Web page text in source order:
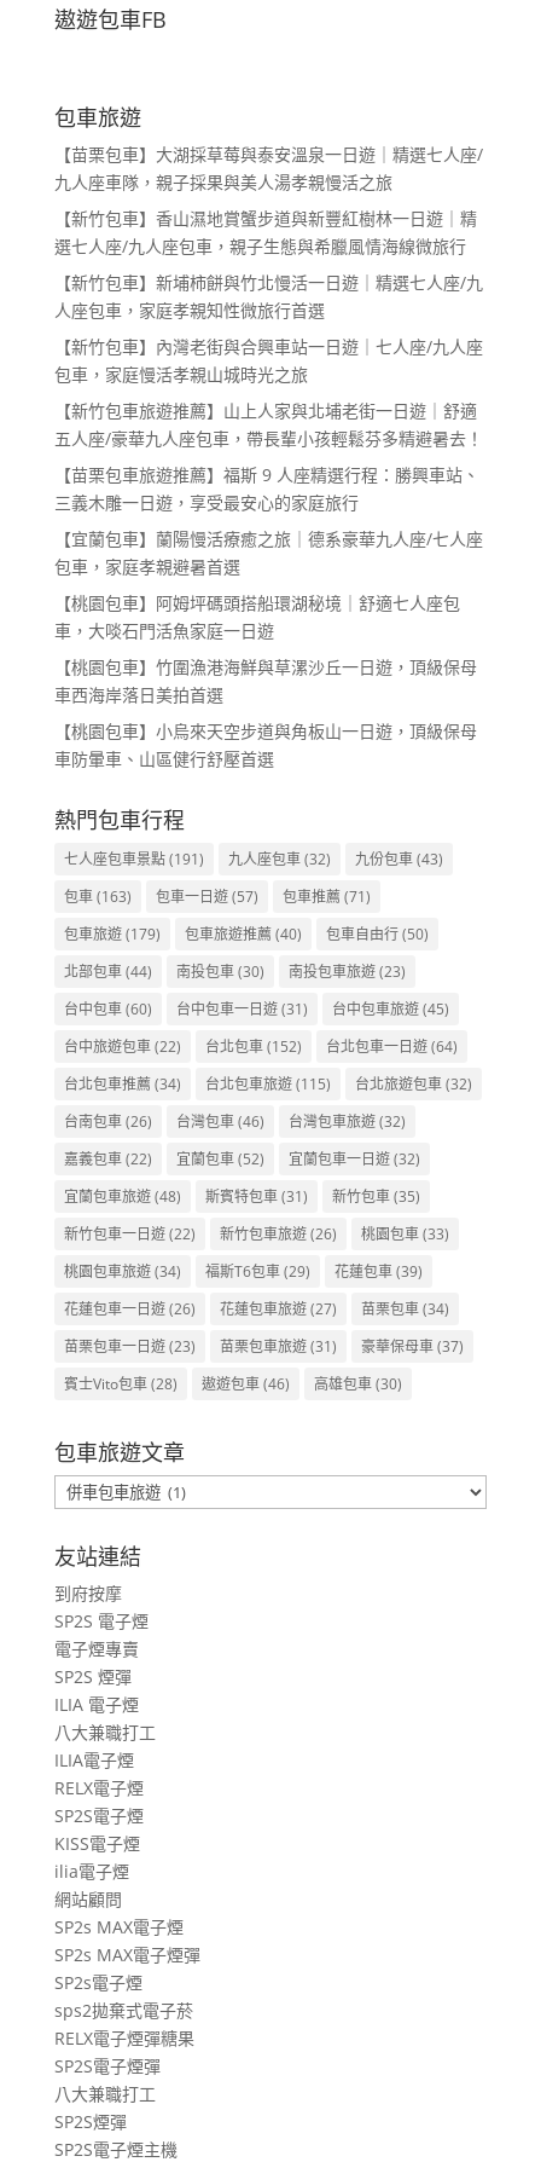
遨遊包車FB
包車旅遊
【苗栗包車】大湖採草莓與泰安溫泉一日遊｜精選七人座/
九人座車隊，親子採果與美人湯孝親慢活之旅
【新竹包車】香山濕地賞蟹步道與新豐紅樹林一日遊｜精
選七人座/九人座包車，親子生態與希臘風情海線微旅行
【新竹包車】新埔柿餅與竹北慢活一日遊｜精選七人座/九
人座包車，家庭孝親知性微旅行首選
【新竹包車】內灣老街與合興車站一日遊｜七人座/九人座
包車，家庭慢活孝親山城時光之旅
【新竹包車旅遊推薦】山上人家與北埔老街一日遊｜舒適
五人座/豪華九人座包車，帶長輩小孩輕鬆芬多精避暑去！
【苗栗包車旅遊推薦】福斯 9 人座精選行程：勝興車站、
三義木雕一日遊，享受最安心的家庭旅行
【宜蘭包車】蘭陽慢活療癒之旅｜德系豪華九人座/七人座
包車，家庭孝親避暑首選
【桃園包車】阿姆坪碼頭搭船環湖秘境｜舒適七人座包
車，大啖石門活魚家庭一日遊
【桃園包車】竹圍漁港海鮮與草漯沙丘一日遊，頂級保母
車西海岸落日美拍首選
【桃園包車】小烏來天空步道與角板山一日遊，頂級保母
車防暈車、山區健行舒壓首選
熱門包車行程
七人座包車景點(191) 九人座包車(32) 九份包車(43)
包車(163) 包車一日遊(57) 包車推薦(71)
包車旅遊(179) 包車旅遊推薦(40) 包車自由行(50)
北部包車(44) 南投包車(30) 南投包車旅遊(23)
台中包車(60) 台中包車一日遊(31) 台中包車旅遊(45)
台中旅遊包車(22) 台北包車(152) 台北包車一日遊(64)
台北包車推薦(34) 台北包車旅遊(115) 台北旅遊包車(32)
台南包車(26) 台灣包車(46) 台灣包車旅遊(32)
嘉義包車(22) 宜蘭包車(52) 宜蘭包車一日遊(32)
宜蘭包車旅遊(48) 斯賓特包車(31) 新竹包車(35)
新竹包車一日遊(22) 新竹包車旅遊(26) 桃園包車(33)
桃園包車旅遊(34) 福斯T6包車(29) 花蓮包車(39)
花蓮包車一日遊(26) 花蓮包車旅遊(27) 苗栗包車(34)
苗栗包車一日遊(23) 苗栗包車旅遊(31) 豪華保母車(37)
賓士Vito包車(28) 遨遊包車(46) 高雄包車(30)
包車旅遊文章
包
車
旅
遊
文
章
友站連結
到府按摩
SP2S 電子煙
電子煙專賣
SP2S 煙彈
ILIA 電子煙
八大兼職打工
ILIA電子煙
RELX電子煙
SP2S電子煙
KISS電子煙
ilia電子煙
網站顧問
SP2s MAX電子煙
SP2s MAX電子煙彈
SP2s電子煙
sps2拋棄式電子菸
RELX電子煙彈糖果
SP2S電子煙彈
八大兼職打工
SP2S煙彈
SP2S電子煙主機